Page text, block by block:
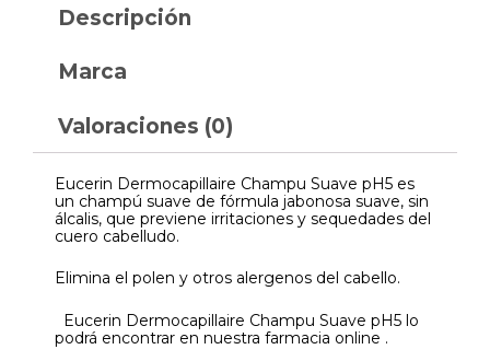
Descripción
Marca
Valoraciones (0)
Eucerin Dermocapillaire Champu Suave pH5 es
un champú suave de fórmula jabonosa suave, sin
álcalis, que previene irritaciones y sequedades del
cuero cabelludo.
Elimina el polen y otros alergenos del cabello.
Eucerin Dermocapillaire Champu Suave pH5 lo
podrá encontrar en nuestra farmacia online .